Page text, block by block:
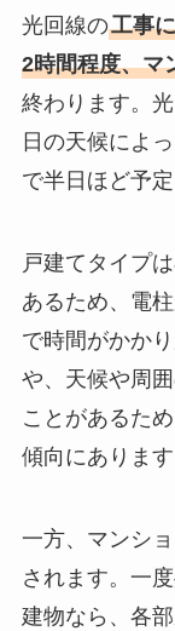
光回線の工事
2時間程度、マ
終わります。
日の天候によ
で半日ほど予
戸建てタイプ
あるため、電
で時間がかか
や、天候や周
ことがあるた
傾向にあります
一方、マンシ
されます。一
建物なら、各